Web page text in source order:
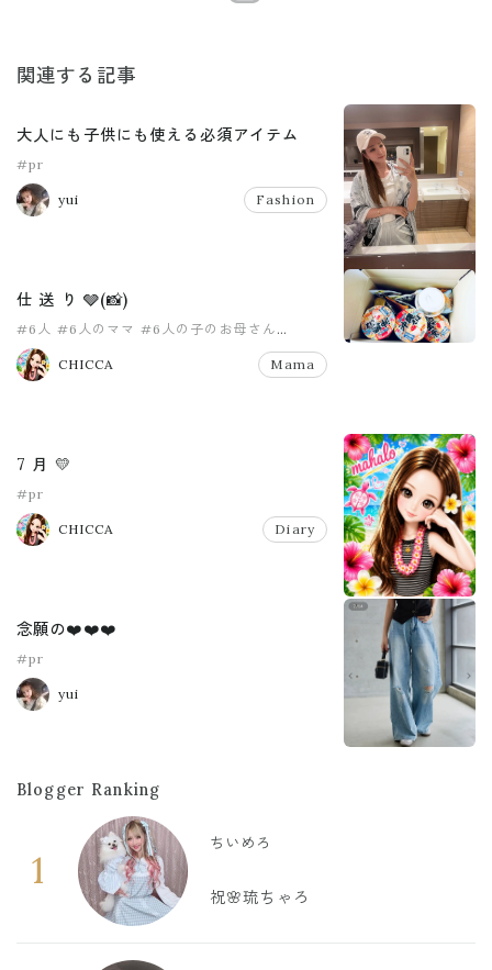
関連する記事
大人にも子供にも使える必須アイテム
#pr
yui Fashion
仕 送 り 🩶(📸)
#6人 #6人のママ #6人の子のお母さん
#8人家族
CHICCA
Mama
7 月 💛
#pr
CHICCA Diary
念願の❤️❤️❤️
#pr
yui
Blogger Ranking
1
ちいめろ
祝🌸琉ちゃろ